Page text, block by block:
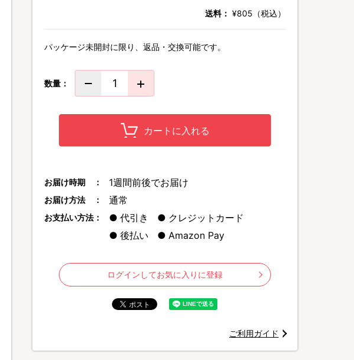
送料： ¥805（税込）
パッケージ未開封に限り、返品・交換可能です。
数量：
カートに入れる
お届け時期 ： 1週間前後でお届け
お届け方法 ： 通常
お支払い方法： 代引き
クレジットカード
後払い
Amazon Pay
ログインしてお気に入りに登録
ご利用ガイド